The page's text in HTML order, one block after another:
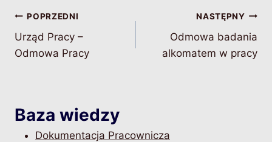
Nawigacja
wpisu
POPRZEDNI
Urząd Pracy –
Odmowa Pracy
NASTĘPNY
Odmowa badania
alkomatem w pracy
Baza wiedzy
Dokumentacja Pracownicza